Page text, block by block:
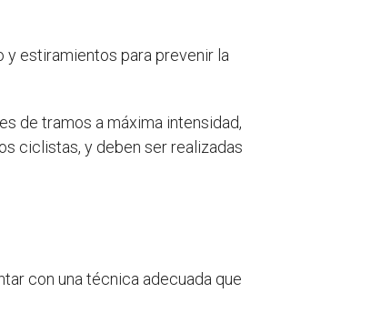
y estiramientos para prevenir la
de tramos a máxima intensidad,
ciclistas, y deben ser realizadas
con una técnica adecuada que